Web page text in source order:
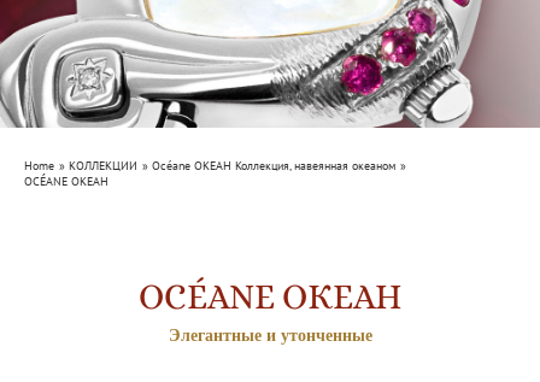
Home КОЛЛЕКЦИИ
Océane ОКЕАН Коллекция, навеянная океаном
OCÉANE ОКЕАН
OCÉANE ОКЕАН
Элегантные и утонченные